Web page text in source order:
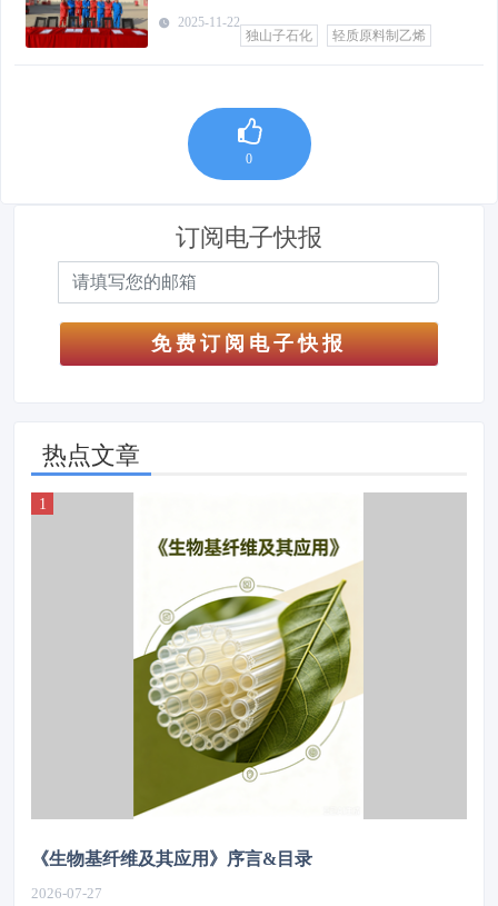
2025-11-22
独山子石化
轻质原料制乙烯
0
订阅电子快报
免费订阅电子快报
热点文章
《生物基纤维及其应用》序言&目录
2026-07-27